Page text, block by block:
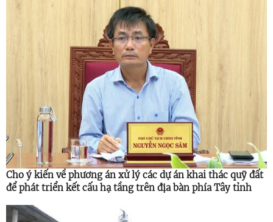
Cho ý kiến về phương án xử lý các dự án khai thác quỹ đất
để phát triển kết cấu hạ tầng trên địa bàn phía Tây tỉnh